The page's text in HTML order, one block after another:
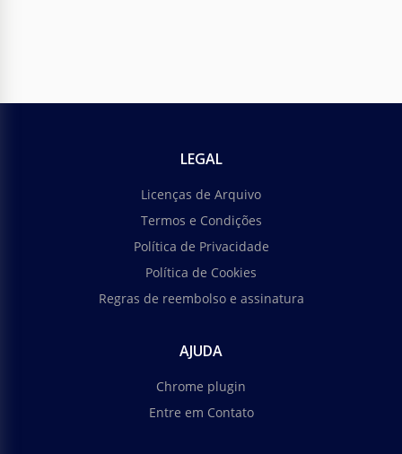
LEGAL
Licenças de Arquivo
Termos e Condições
Política de Privacidade
Política de Cookies
Regras de reembolso e assinatura
AJUDA
Chrome plugin
Entre em Contato